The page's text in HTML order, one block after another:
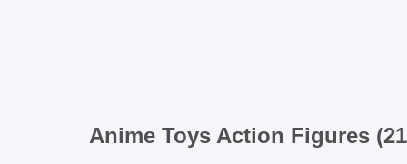
Anime Toys Action Figures